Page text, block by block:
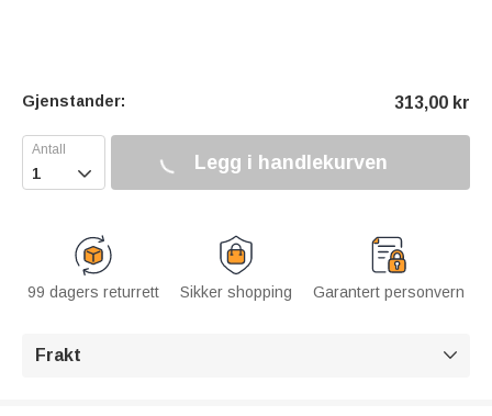
Gjenstander: 313,00 kr
 Legg i handlekurven
99 dagers returrett Sikker shopping Garantert personvern
Frakt 